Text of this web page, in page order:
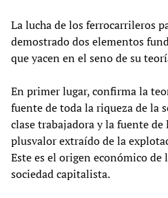
La lucha de los ferrocarrileros
demostrado dos elementos
que yacen en el seno de su
En primer lugar, confirma la
fuente de toda la riqueza de la
clase trabajadora y la fuente de
plusvalor extraído de la
Este es el origen económico
sociedad capitalista.